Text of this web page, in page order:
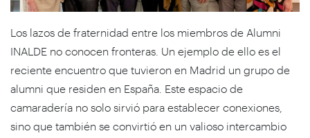
Los lazos de fraternidad entre los miembros de Alumni
INALDE no conocen fronteras. Un ejemplo de ello es el
reciente encuentro que tuvieron en Madrid un grupo de
alumni que residen en España. Este espacio de
camaradería no solo sirvió para establecer conexiones,
sino que también se convirtió en un valioso intercambio